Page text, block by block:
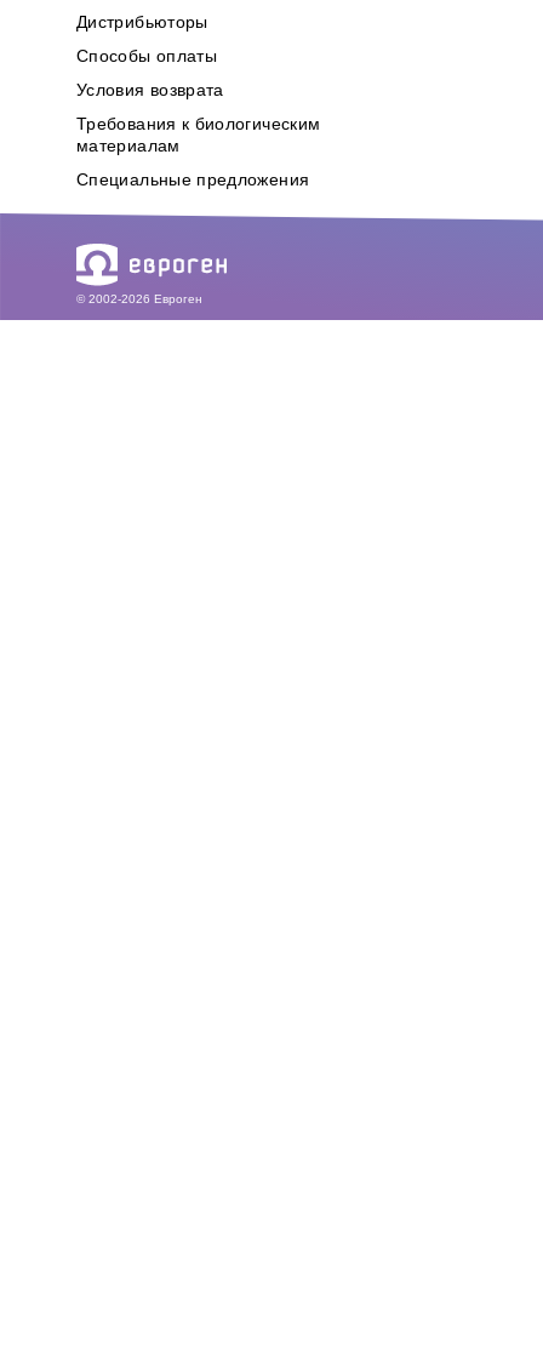
Дистрибьюторы
Способы оплаты
Условия возврата
Требования к биологическим
материалам
Специальные предложения
© 2002-2026 Евроген